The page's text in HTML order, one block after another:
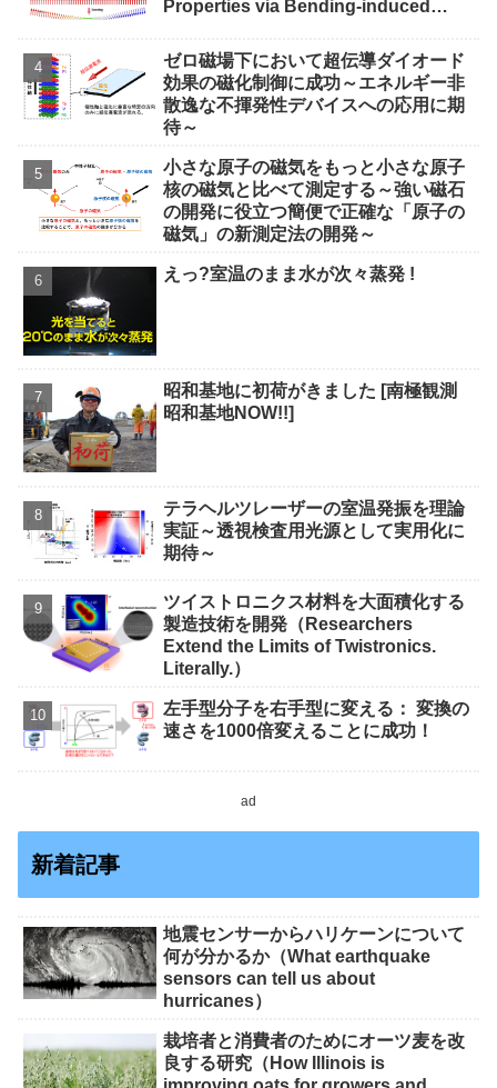
Properties via Bending-induced
ゼロ磁場下において超伝導ダイオード
効果の磁化制御に成功～エネルギー非
散逸な不揮発性デバイスへの応用に期
待～
小さな原子の磁気をもっと小さな原子
核の磁気と比べて測定する～強い磁石
の開発に役立つ簡便で正確な「原子の
磁気」の新測定法の開発～
えっ?室温のまま水が次々蒸発 !
昭和基地に初荷がきました [南極観測
昭和基地NOW!!]
テラヘルツレーザーの室温発振を理論
実証～透視検査用光源として実用化に
期待～
ツイストロニクス材料を大面積化する
製造技術を開発（Researchers
Extend the Limits of Twistronics.
Literally.）
左手型分子を右手型に変える： 変換の
速さを1000倍変えることに成功！
ad
新着記事
地震センサーからハリケーンについて
何が分かるか（What earthquake
sensors can tell us about
hurricanes）
栽培者と消費者のためにオーツ麦を改
良する研究（How Illinois is